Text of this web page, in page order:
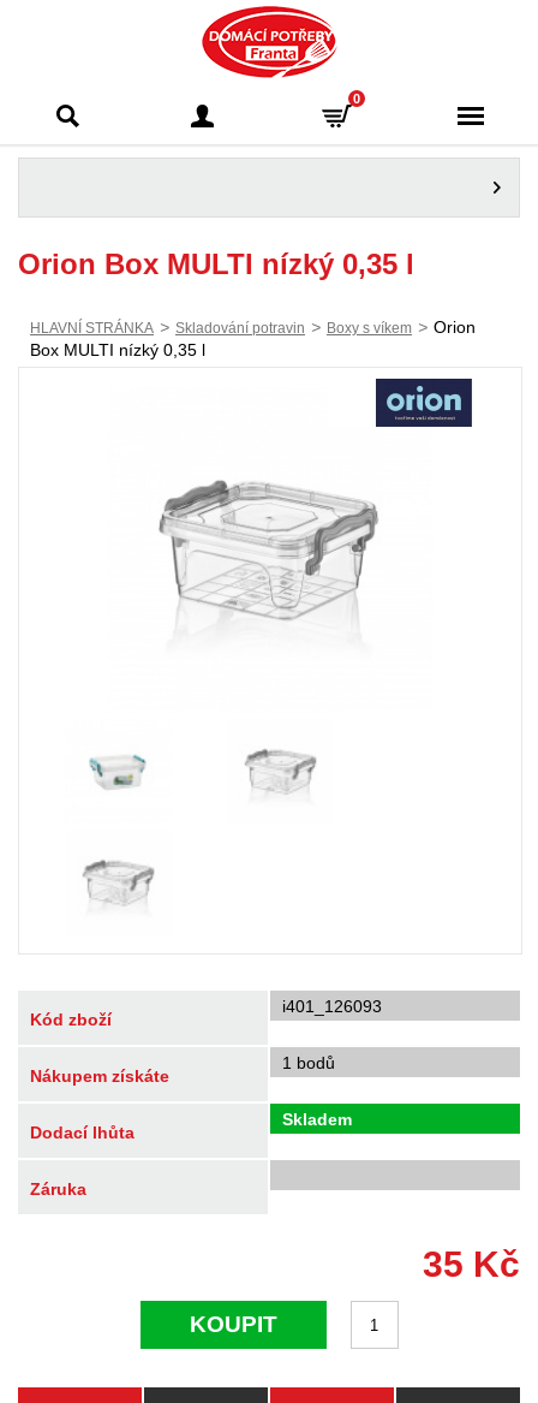
Franta - Příbram
0
Orion Box MULTI nízký 0,35 l
HLAVNÍ STRÁNKA > Skladování potravin > Boxy s víkem > Orion
Box MULTI nízký 0,35 l
Kód zboží
i401_126093
Nákupem získáte
1 bodů
Dodací lhůta
Skladem
Záruka
35 Kč
KOUPIT